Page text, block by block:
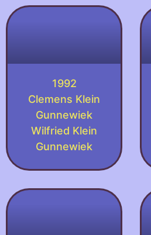
1992
Clemens Klein
Gunnewiek
Wilfried Klein
Gunnewiek